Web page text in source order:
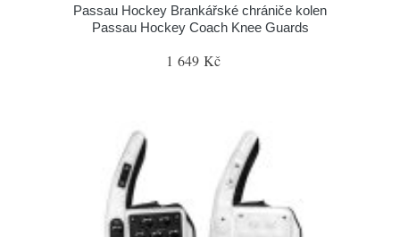
Passau Hockey Brankářské chrániče kolen
Passau Hockey Coach Knee Guards
1 649 Kč